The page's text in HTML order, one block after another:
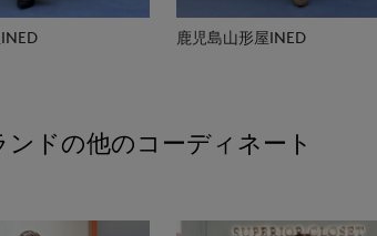
鹿児島山形屋INED
ンドの他のコーディネート